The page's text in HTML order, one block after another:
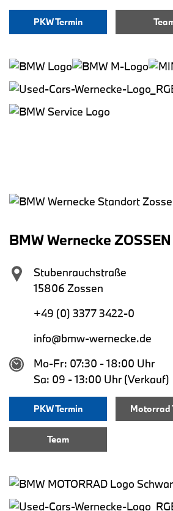
PKW Termin
BMW Wernecke ZOSSEN
Stubenrauchstraße
15806 Zossen
+49 (0) 3377 3422-0
info@bmw-wernecke.de
Mo-Fr: 07:30 - 18:00 Uhr
Sa: 09 - 13:00 Uhr (Verkauf)
PKW Termin Motorrad
Team